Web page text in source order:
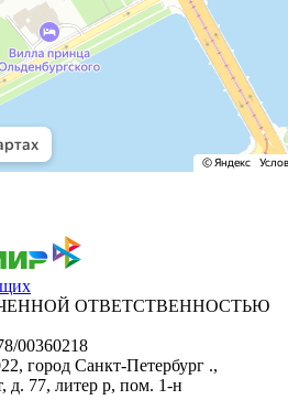
ОТВЕТСТВЕННОСТЬЮ
00360218
город Санкт-Петербург .,
д. 77, литер р, пом. 1-н